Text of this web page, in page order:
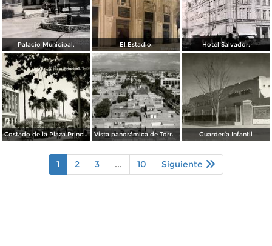
Palacio Municipal. El Estadio. Hotel Salvador.
Costado de la Plaza Principal Vista panorámica de Torreón Guardería Infantil
1 2 3 ... 10 Siguiente